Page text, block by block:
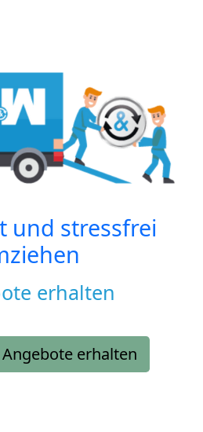
und stressfrei
erhalten
erhalten